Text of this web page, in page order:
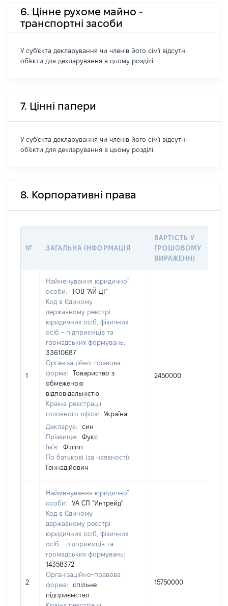
6. Цінне рухоме майно -
транспортні засоби
У суб'єкта декларування чи членів його сім'ї відсутні
об'єкти для декларування в цьому розділі.
7. Цінні папери
У суб'єкта декларування чи членів його сім'ї відсутні
об'єкти для декларування в цьому розділі.
8. Корпоративні права
№ ЗАГАЛЬНА ІНФОРМАЦІЯ
ВАРТІСТЬ У
ГРОШОВОМУ
ВИРАЖЕННІ
1
Найменування юридичної
особи:
ТОВ "АЙ ДІ"
Код в Єдиному
державному реєстрі
юридичних осіб, фізичних
осіб – підприємців та
громадських формувань:
33610687
Організаційно-правова
форма:
Товариство з
обмеженою
відповідальністю
Країна реєстрації
головного офіса:
Україна
Декларує:
син
Прізвище:
Фукс
Ім'я:
Філіпп
По батькові (за наявності):
Геннадійович
2450000
2
Найменування юридичної
особи:
УА СП "Интрейд"
Код в Єдиному
державному реєстрі
юридичних осіб, фізичних
осіб – підприємців та
громадських формувань:
14358372
Організаційно-правова
форма:
спільне
підприємство
15750000